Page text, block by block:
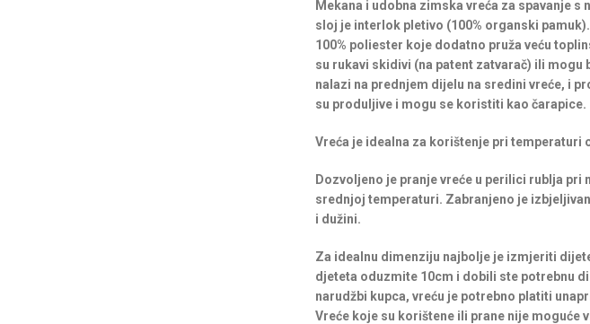
Mekana i udobna zimska vreća za spavanje
sloj je interlok pletivo (100% organski
100% poliester koje dodatno pruža veću
su rukavi skidivi (na patent zatvarač) ili mogu
nalazi na prednjem dijelu na sredini vreće, i
su produljive i mogu se koristiti kao čarapice.
Vreća je idealna za korištenje pri temperaturi
Dozvoljeno je pranje vreće u perilici rublja
srednjoj temperaturi. Zabranjeno je
i dužini.
Za idealnu dimenziju najbolje je izmjeriti
djeteta oduzmite 10cm i dobili ste potrebnu
narudžbi kupca, vreću je potrebno platiti
Vreće koje su korištene ili prane nije